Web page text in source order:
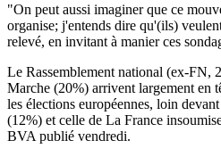
"On peut aussi imaginer que ce
organise; j'entends dire qu'(ils)
relevé, en invitant à manier ces
Le Rassemblement national (ex-FN,
Marche (20%) arrivent largement en
les élections européennes, loin
(12%) et celle de La France
BVA publié vendredi.